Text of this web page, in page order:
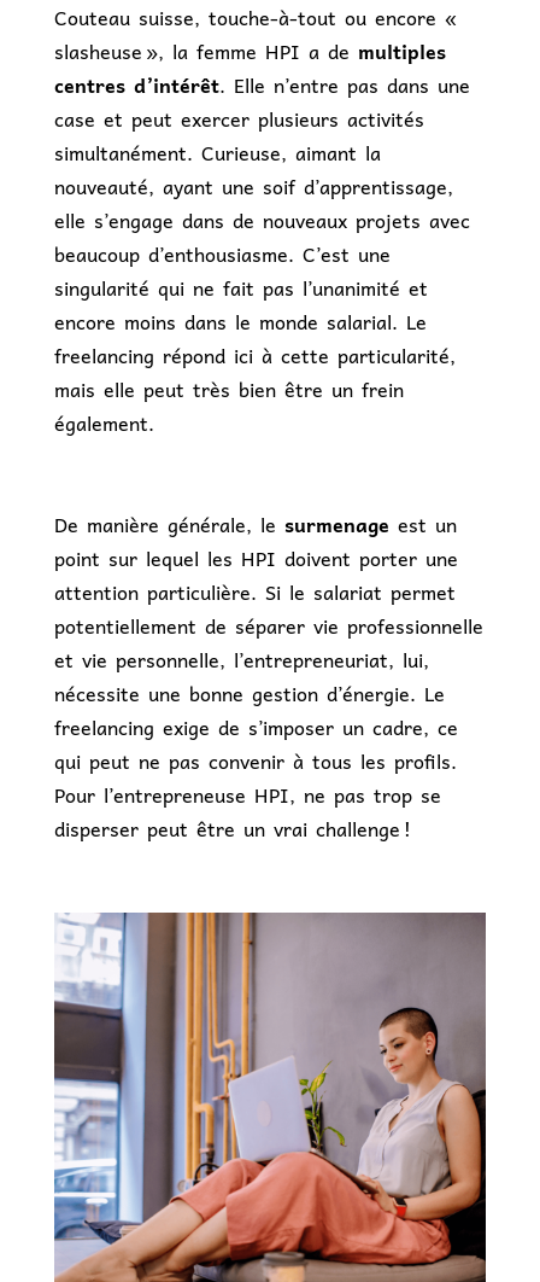
Couteau suisse, touche-à-tout ou encore «
slasheuse », la femme HPI a de multiples
centres d’intérêt. Elle n’entre pas dans une
case et peut exercer plusieurs activités
simultanément. Curieuse, aimant la
nouveauté, ayant une soif d’apprentissage,
elle s’engage dans de nouveaux projets avec
beaucoup d’enthousiasme. C’est une
singularité qui ne fait pas l’unanimité et
encore moins dans le monde salarial. Le
freelancing répond ici à cette particularité,
mais elle peut très bien être un frein
également.
De manière générale, le surmenage est un
point sur lequel les HPI doivent porter une
attention particulière. Si le salariat permet
potentiellement de séparer vie professionnelle
et vie personnelle, l’entrepreneuriat, lui,
nécessite une bonne gestion d’énergie. Le
freelancing exige de s’imposer un cadre, ce
qui peut ne pas convenir à tous les profils.
Pour l’entrepreneuse HPI, ne pas trop se
disperser peut être un vrai challenge !